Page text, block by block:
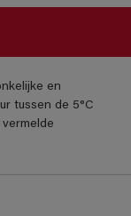
en
tussen de 5°C
vermelde